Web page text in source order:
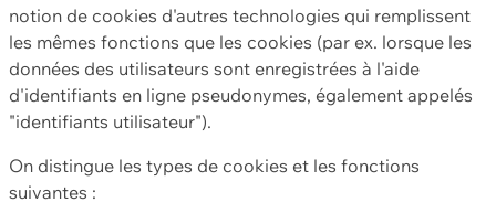
notion de cookies d'autres technologies qui remplissent
les mêmes fonctions que les cookies (par ex. lorsque les
données des utilisateurs sont enregistrées à l'aide
d'identifiants en ligne pseudonymes, également appelés
"identifiants utilisateur").
On distingue les types de cookies et les fonctions
suivantes :